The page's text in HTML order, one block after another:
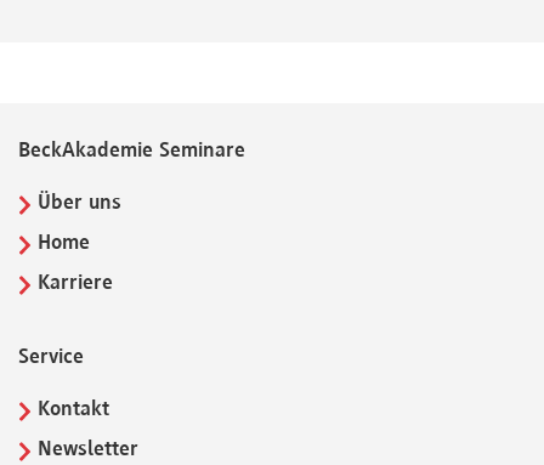
BeckAkademie Seminare
Über uns
Home
Karriere
Service
Kontakt
Newsletter